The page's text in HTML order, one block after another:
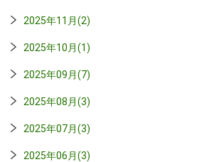
2025年11月(2)
2025年10月(1)
2025年09月(7)
2025年08月(3)
2025年07月(3)
2025年06月(3)